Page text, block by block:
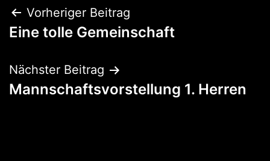
Beitragsnavigation
Vorheriger Beitrag
Eine tolle Gemeinschaft
Nächster Beitrag
Mannschaftsvorstellung 1. Herren